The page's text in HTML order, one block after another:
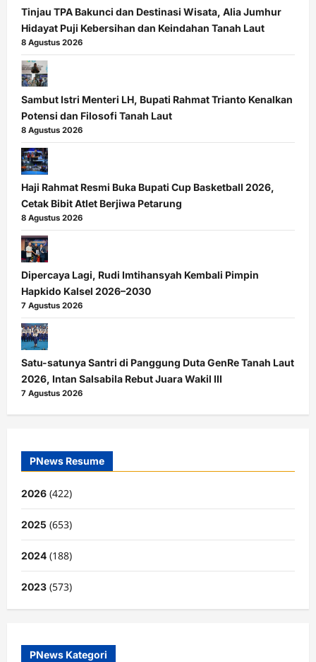
Tinjau TPA Bakunci dan Destinasi Wisata, Alia Jumhur
Hidayat Puji Kebersihan dan Keindahan Tanah Laut
8 Agustus 2026
Sambut Istri Menteri LH, Bupati Rahmat Trianto Kenalkan
Potensi dan Filosofi Tanah Laut
8 Agustus 2026
Haji Rahmat Resmi Buka Bupati Cup Basketball 2026,
Cetak Bibit Atlet Berjiwa Petarung
8 Agustus 2026
Dipercaya Lagi, Rudi Imtihansyah Kembali Pimpin
Hapkido Kalsel 2026–2030
7 Agustus 2026
Satu-satunya Santri di Panggung Duta GenRe Tanah Laut
2026, Intan Salsabila Rebut Juara Wakil III
7 Agustus 2026
PNews Resume
2026 (422)
2025 (653)
2024 (188)
2023 (573)
PNews Kategori